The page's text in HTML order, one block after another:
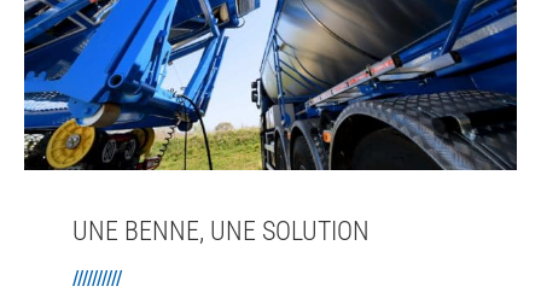
UNE BENNE, UNE SOLUTION
//////////